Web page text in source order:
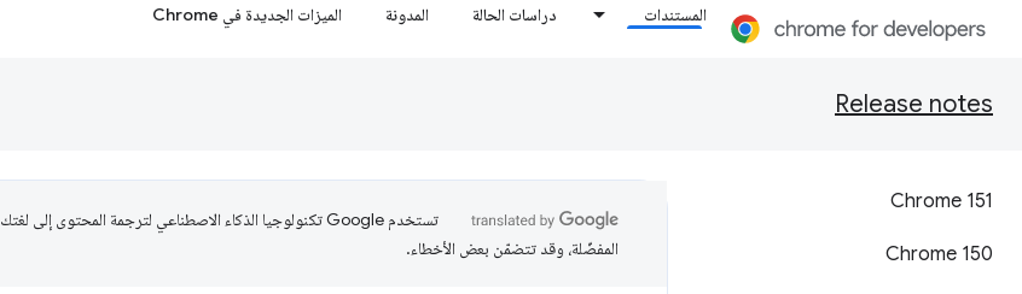
المستندات دراسات الحالة المدونة الميزات الجديدة في Chrome
Release notes
Chrome 151
‫Chrome 150
تستخدم Google تكنولوجيا الذكاء الاصطناعي لترجمة المحتوى إلى لغتك
المفضّلة، وقد تتضمّن بعض الأخطاء.